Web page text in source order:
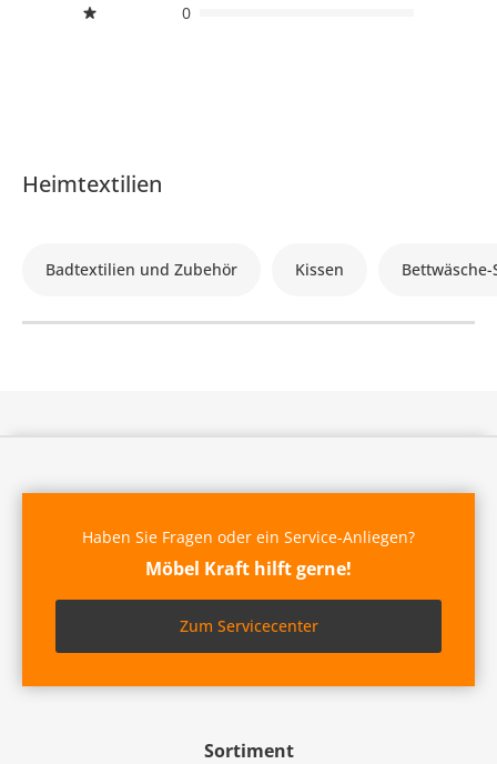
0
Heimtextilien
Badtextilien und Zubehör Kissen Bettwäsche-
Sortiment
Haben Sie Fragen oder ein Service-Anliegen?
Möbel Kraft hilft gerne!
Zum Servicecenter